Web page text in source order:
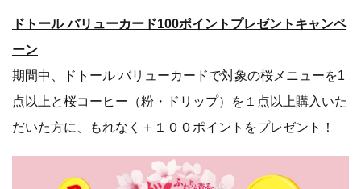
ドトール バリューカード100ポイントプレゼントキャンペ
ーン
期間中、ドトール バリューカードで対象の桜メニューを1
点以上と桜コーヒー（粉・ドリップ）を１点以上購入いた
だいた方に、もれなく＋１００ポイントをプレゼント！